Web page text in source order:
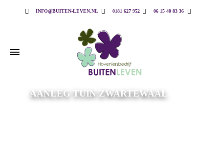
INFO@BUITEN-LEVEN.NL 0181 627 952 06 15 40 83 36
AANLEG TUIN ZWARTEWAAL